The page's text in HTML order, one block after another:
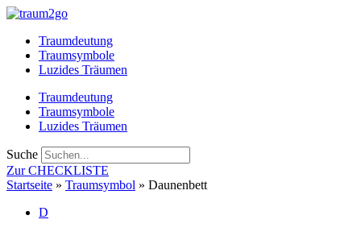
Zum
springenTraumdeutung
Traumsymbole
Luzides Träumen
Traumdeutung
Traumsymbole
Luzides Träumen
Suche
Zur CHECKLISTE
Startseite » Traumsymbol » Daunenbett
D